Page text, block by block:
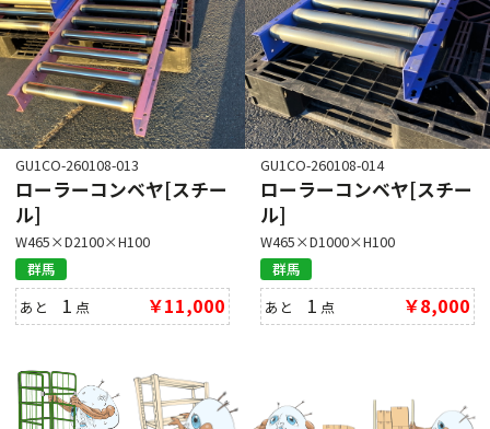
GU1CO-260108-013
ローラーコンベヤ[スチー
ル]
W465×D2100×H100
群馬
あと 1 点 ￥11,000
GU1CO-260108-014
ローラーコンベヤ[スチー
ル]
W465×D1000×H100
群馬
あと 1 点 ￥8,000